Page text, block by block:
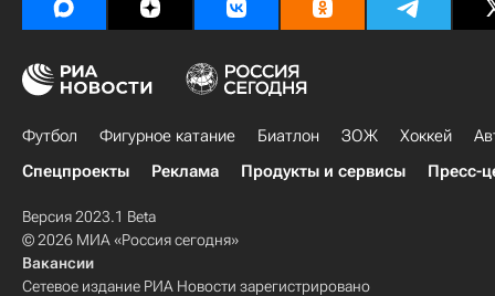
Футбол Фигурное катание Биатлон ЗОЖ Хоккей
Спецпроекты
Реклама Продукты и сервисы Пресс-
Версия 2023.1 Beta
© 2026 МИА «Россия сегодня»
Вакансии
Сетевое издание РИА Новости зарегистрировано